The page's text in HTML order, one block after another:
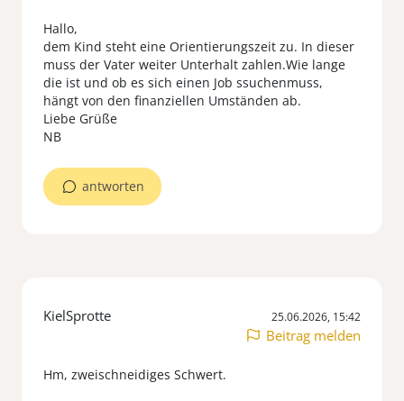
Hallo,
dem Kind steht eine Orientierungszeit zu. In dieser
muss der Vater weiter Unterhalt zahlen.Wie lange
die ist und ob es sich einen Job ssuchenmuss,
hängt von den finanziellen Umständen ab.
Liebe Grüße
NB
antworten
KielSprotte 25.06.2026, 15:42
Beitrag melden
Hm, zweischneidiges Schwert.